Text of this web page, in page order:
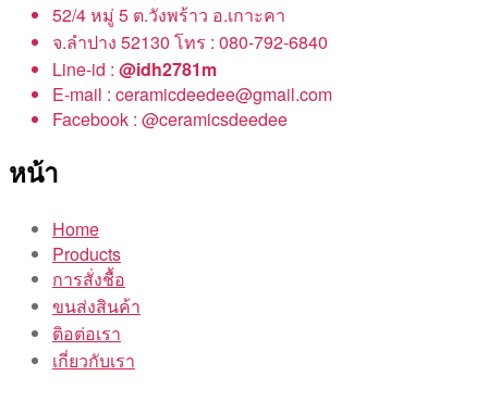
52/4 หมู่ 5 ต.วังพร้าว อ.เกาะคา
จ.ลำปาง 52130 โทร : 080-792-6840
Line-id : @idh2781m
E-mail : ceramicdeedee@gmail.com
Facebook : @ceramicsdeedee
หน้า
Home
Products
การสั่งชื้อ
ขนส่งสินค้า
ติอต่อเรา
เกี่ยวกับเรา